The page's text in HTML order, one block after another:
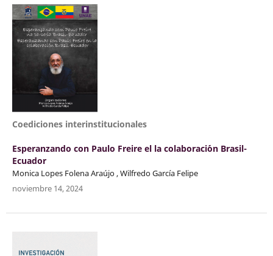
Coediciones interinstitucionales
Esperanzando con Paulo Freire el la colaboraci´´on Brasil-
Ecuador
Monica Lopes Folena Araújo , Wilfredo García Felipe
noviembre 14, 2024